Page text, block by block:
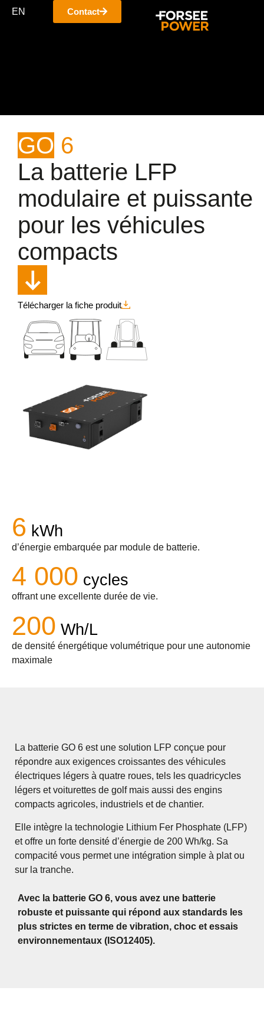
EN Contact
GO 6
La batterie LFP
modulaire et puissante
pour les véhicules
compacts
Télécharger la fiche produit
6 kWh
d’énergie embarquée par module de batterie.
4 000 cycles
offrant une excellente durée de vie.
200 Wh/L
de densité énergétique volumétrique pour une autonomie
maximale
La batterie GO 6 est une solution LFP conçue pour
répondre aux exigences croissantes des véhicules
électriques légers à quatre roues, tels les quadricycles
légers et voiturettes de golf mais aussi des engins
compacts agricoles, industriels et de chantier.
Elle intègre la technologie Lithium Fer Phosphate (LFP)
et offre un forte densité d’énergie de 200 Wh/kg. Sa
compacité vous permet une intégration simple à plat ou
sur la tranche.
Avec la batterie GO 6, vous avez une batterie
robuste et puissante qui répond aux standards les
plus strictes en terme de vibration, choc et essais
environnementaux (ISO12405).